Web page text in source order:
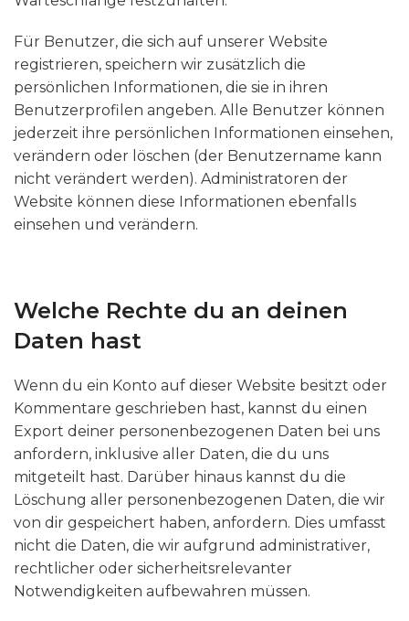
Für Benutzer, die sich auf unserer Website
registrieren, speichern wir zusätzlich die
persönlichen Informationen, die sie in ihren
Benutzerprofilen angeben. Alle Benutzer können
jederzeit ihre persönlichen Informationen einsehen,
verändern oder löschen (der Benutzername kann
nicht verändert werden). Administratoren der
Website können diese Informationen ebenfalls
einsehen und verändern.
Welche Rechte du an deinen
Daten hast
Wenn du ein Konto auf dieser Website besitzt oder
Kommentare geschrieben hast, kannst du einen
Export deiner personenbezogenen Daten bei uns
anfordern, inklusive aller Daten, die du uns
mitgeteilt hast. Darüber hinaus kannst du die
Löschung aller personenbezogenen Daten, die wir
von dir gespeichert haben, anfordern. Dies umfasst
nicht die Daten, die wir aufgrund administrativer,
rechtlicher oder sicherheitsrelevanter
Notwendigkeiten aufbewahren müssen.